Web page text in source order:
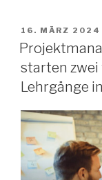
AM
16. MÄRZ 2024
starten zwei
Lehrgänge